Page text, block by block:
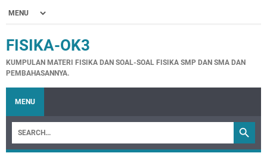
FISIKA-OK3
KUMPULAN MATERI FISIKA DAN SOAL-SOAL FISIKA SMP DAN SMA DAN
PEMBAHASANNYA.
MENU